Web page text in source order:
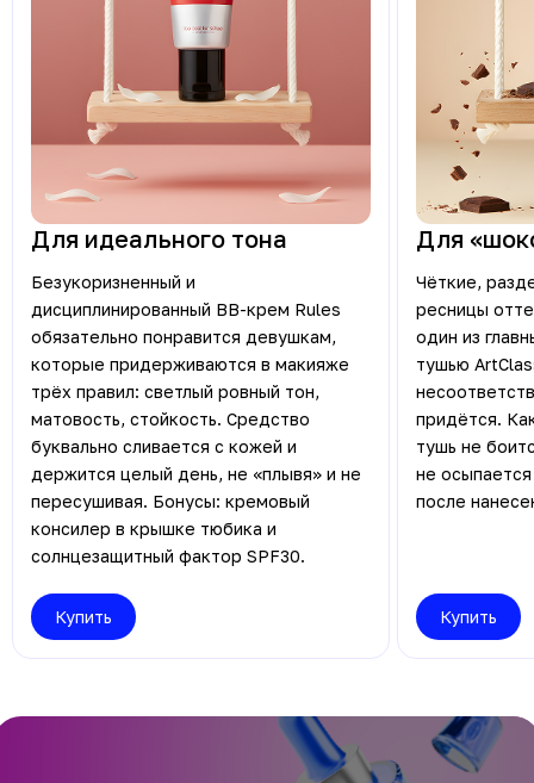
Для идеального тона
Безукоризненный и
дисциплинированный BB-крем Rules
обязательно понравится девушкам,
которые придерживаются в макияже
трёх правил: светлый ровный тон,
матовость, стойкость. Средство
буквально сливается с кожей и
держится целый день, не «плывя» и не
пересушивая. Бонусы: кремовый
консилер в крышке тюбика и
солнцезащитный фактор SPF30.
Купить
Для
Чёткие,
ресницы
один из
тушью
придётся.
тушь не
не
после
Купить